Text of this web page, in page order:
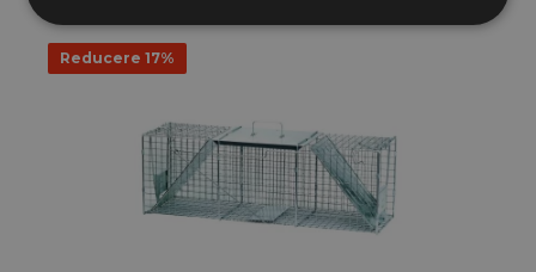
Reducere 17%